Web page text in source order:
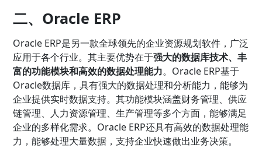
二、Oracle ERP
Oracle ERP是另一款全球领先的企业资源规划软件，广泛
应用于各个行业。其主要优势在于强大的数据库技术、丰
富的功能模块和高效的数据处理能力。Oracle ERP基于
Oracle数据库，具有强大的数据处理和分析能力，能够为
企业提供实时数据支持。其功能模块涵盖财务管理、供应
链管理、人力资源管理、生产管理等多个方面，能够满足
企业的多样化需求。Oracle ERP还具有高效的数据处理能
力，能够处理大量数据，支持企业快速做出业务决策。